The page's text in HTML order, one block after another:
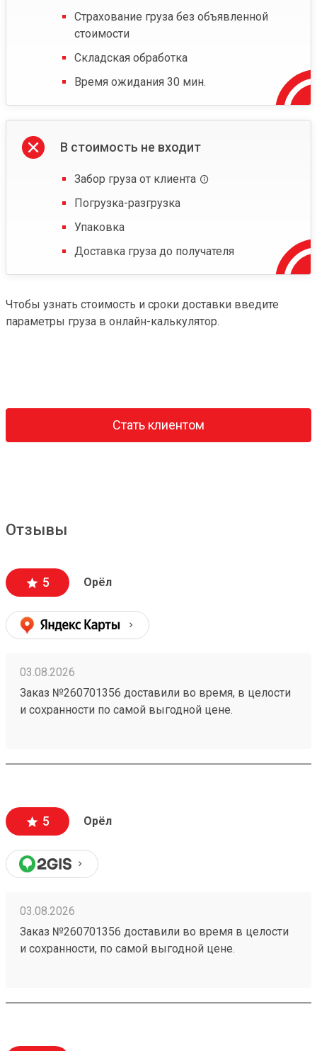
Страхование груза без объявленной
стоимости
Складская обработка
Время ожидания 30 мин.
В стоимость не входит
Забор груза от клиента
Погрузка-разгрузка
Упаковка
Доставка груза до получателя
Чтобы узнать стоимость и сроки доставки введите
параметры груза в онлайн-калькулятор.
Стать клиентом
Отзывы
5 Орёл
03.08.2026
Заказ №260701356 доставили во время, в целости
и сохранности по самой выгодной цене.
5 Орёл
03.08.2026
Заказ №260701356 доставили во время в целости
и сохранности, по самой выгодной цене.